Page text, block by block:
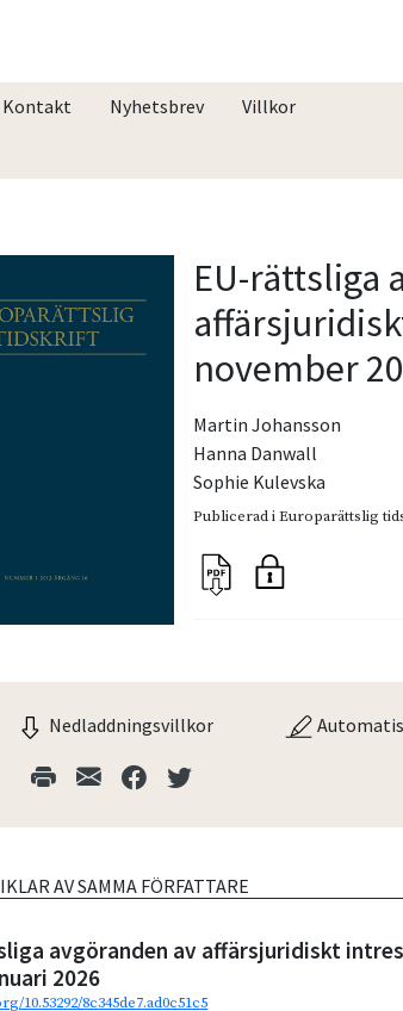
Kontakt Nyhetsbrev Villkor
EU-rättsliga
november
Martin Johansson
Hanna Danwall
Sophie Kulevska
Publicerad iEuroparättslig
Nedladdningsvillkor
AV SAMMA FÖRFATTARE
avgöranden av affärsjuridiskt
2026
10.53292/8c345de7.ad0c51c5